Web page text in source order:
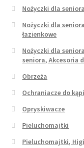
Nożyczki dla
Nożyczki dla
łazienkowe
Nożyczki dla
seniora, Akcesoria
Obrzeża
Ochraniacze do
Opryskiwacze
Pieluchomajtki
Pieluchomajtki,